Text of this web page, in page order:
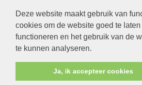
Deze website maakt gebruik van
cookies om de website goed te laten
functioneren en het gebruik van de
te kunnen analyseren.
Ja, ik accepteer cookies
ANBI Diaconie